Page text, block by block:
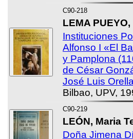
C90-218
LEMA
Instituciones
Alfonso I «El
y Pamplona
de César
José Luis
Bilbao, UPV,
C90-219
LEÓN, Maria
Doña Jimena